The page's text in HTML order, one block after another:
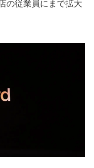
の従業員にまで拡大